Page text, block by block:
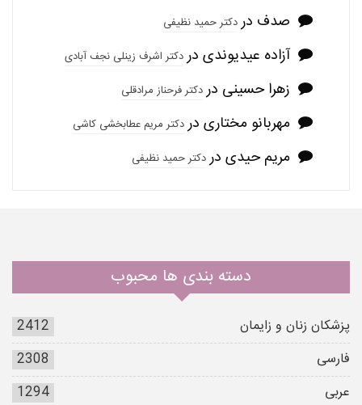
صدف دردکتر حمید نظیفی
آزاده عیدیوندی دردکتر اشرف زینلی نجف آبادی
زهرا حسینی دردکتر فرحناز مرادقلی
مهربانو مختاری دردکتر مریم عطابخشی کاشی
مریم حیدی دردکتر حمید نظیفی
دسته بندی ها محبوب
پزشکان زنان و زایمان
2412
فارسی
2308
عربی
1294